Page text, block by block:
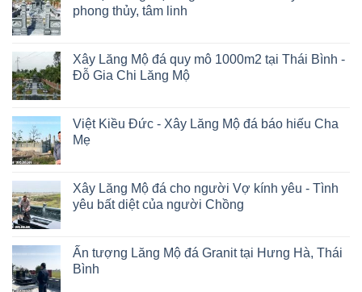
phong thủy, tâm linh
Xây Lăng Mộ đá quy mô 1000m2 tại Thái Bình -
Đỗ Gia Chi Lăng Mộ
Việt Kiều Đức - Xây Lăng Mộ đá báo hiếu Cha
Mẹ
Xây Lăng Mộ đá cho người Vợ kính yêu - Tình
yêu bất diệt của người Chồng
Ấn tượng Lăng Mộ đá Granit tại Hưng Hà, Thái
Bình